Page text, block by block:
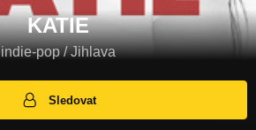
KATIE
indie-pop / Jihlava
Sledovat